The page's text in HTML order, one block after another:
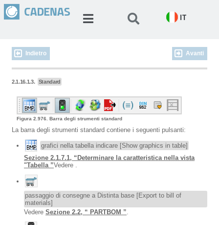
IT
Indietro Avanti
2.1.16.1.3. Standard
Figura 2.976. Barra degli strumenti standard
La barra degli strumenti standard contiene i seguenti pulsanti:
grafici nella tabella indicare [Show graphics in table]
Sezione 2.1.7.1, “Determinare la caratteristica nella vista
"Tabella ”Vedere .
passaggio di consegne a Distinta base [Export to bill of
materials]
Vedere Sezione 2.2, “ PARTBOM ”